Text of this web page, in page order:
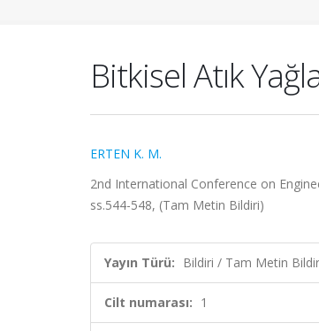
Bitkisel Atık
ERTEN K. M.
2nd International Conference on
ss.544-548, (Tam Metin Bildiri)
Yayın Türü: Bildiri / Tam Metin
Cilt numarası: 1